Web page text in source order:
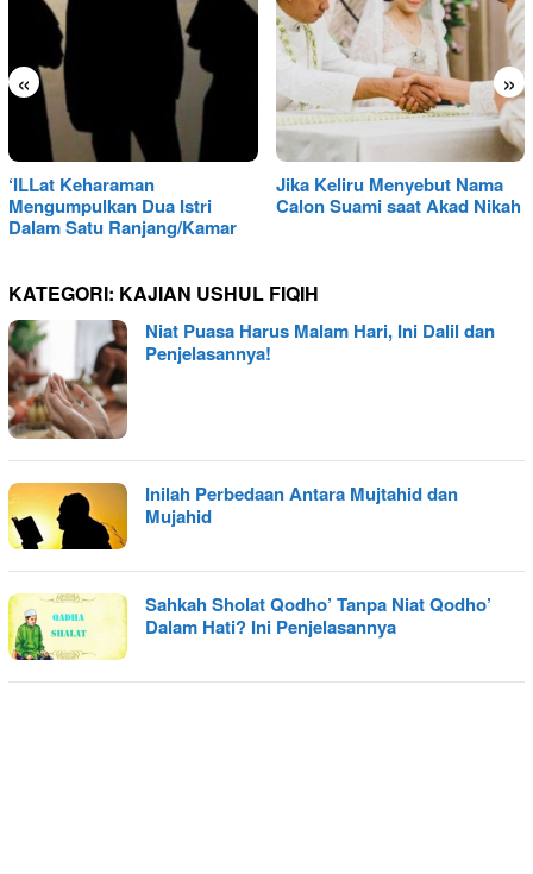
« »
‘ILLat Keharaman
Mengumpulkan Dua Istri
Dalam Satu Ranjang/Kamar
Jika Keliru Menyebut Nama
Calon Suami saat Akad Nikah
KATEGORI: KAJIAN USHUL FIQIH
Niat Puasa Harus Malam Hari, Ini Dalil dan
Penjelasannya!
Inilah Perbedaan Antara Mujtahid dan
Mujahid
Sahkah Sholat Qodho’ Tanpa Niat Qodho’
Dalam Hati? Ini Penjelasannya